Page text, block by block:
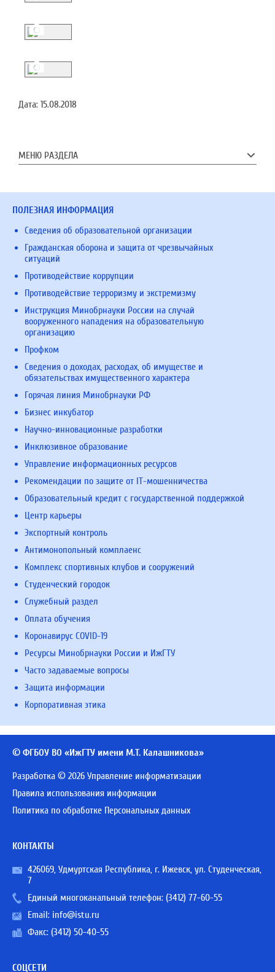
Дата: 15.08.2018
МЕНЮ РАЗДЕЛА
ПОЛЕЗНАЯ ИНФОРМАЦИЯ
Сведения об образовательной организации
Гражданская оборона и защита от чрезвычайных
ситуаций
Противодействие коррупции
Противодействие терроризму и экстремизму
Инструкция Минобрнауки России на случай
вооруженного нападения на образовательную
организацию
Профком
Сведения о доходах, расходах, об имуществе и
обязательствах имущественного характера
Горячая линия Минобрнауки РФ
Бизнес инкубатор
Научно-инновационные разработки
Инклюзивное образование
Управление информационных ресурсов
Рекомендации по защите от IT-мошенничества
Образовательный кредит с государственной поддержкой
Центр карьеры
Экспортный контроль
Антимонопольный комплаенс
Комплекс спортивных клубов и сооружений
Студенческий городок
Служебный раздел
Оплата обучения
Коронавирус COVID-19
Ресурсы Минобрнауки России и ИжГТУ
Часто задаваемые вопросы
Защита информации
Корпоративная этика
© ФГБОУ ВО «ИжГТУ имени М.Т. Калашникова»
Разработка © 2026 Управление информатизации
Правила использования информации
Политика по обработке Персональных данных
КОНТАКТЫ
426069, Удмуртская Республика, г. Ижевск, ул. Студенческая,
7
Единый многоканальный телефон: (3412) 77-60-55
Email: info@istu.ru
Факс: (3412) 50-40-55
СОЦСЕТИ